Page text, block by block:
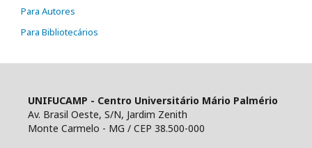
Para Autores
Para Bibliotecários
UNIFUCAMP - Centro Universitário Mário Palmério
Av. Brasil Oeste, S/N, Jardim Zenith
Monte Carmelo - MG / CEP 38.500-000